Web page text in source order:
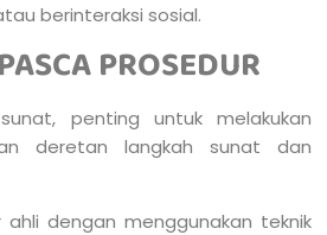
berinteraksi sosial.
PROSEDUR
penting untuk melakukan
deretan langkah sunat dan
dengan menggunakan teknik